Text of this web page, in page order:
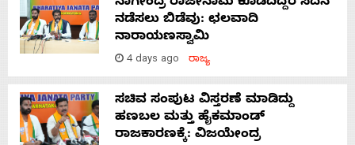
ನಡೆಸಲು ಬಿಡೆವು: ಛಲವಾದಿ
ನಾರಾಯಣಸ್ವಾಮಿ
4 days ago ರಾಜ್ಯ
ಸಚಿವ ಸಂಪುಟ ವಿಸ್ತರಣೆ ಮಾಡಿದ್ದು
ಹಣಬಲ ಮತ್ತು ಹೈಕಮಾಂಡ್
ರಾಜಕಾರಣಕ್ಕೆ: ವಿಜಯೇಂದ್ರ